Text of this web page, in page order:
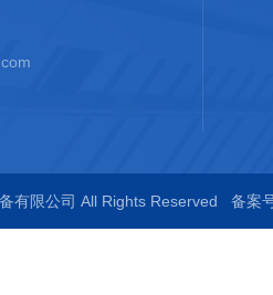
有限公司 All Rights Reserved 备案